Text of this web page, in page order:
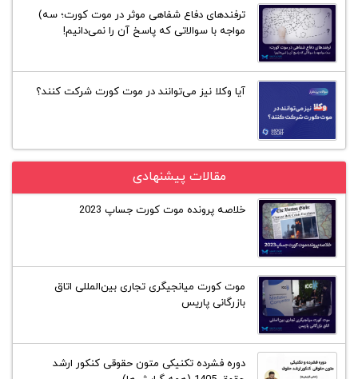
ترفند‌های دفاع شفاهی موثر در موت کورت؛ سه)
مواجه با سوالاتی که پاسخ آن را نمی‌دانیم!
آیا وکلا نیز می‌توانند در موت کورت شرکت کنند؟
مقالات پیشنهادی
خلاصه پرونده موت کورت جساپ 2023
موت کورت میانجیگری تجاری بین‌المللی اتاق
بازرگانی پاریس
دوره فشرده تکنیکی متون حقوقی کنکور ارشد